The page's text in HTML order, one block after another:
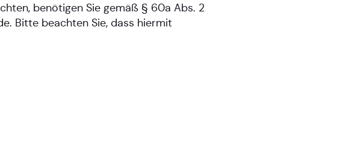
benötigen Sie gemäß § 60a Abs. 2
Bitte beachten Sie, dass hiermit